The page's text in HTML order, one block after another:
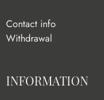
Contact info
Withdrawal
INFORMATION